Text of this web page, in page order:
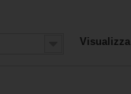
Visualizza